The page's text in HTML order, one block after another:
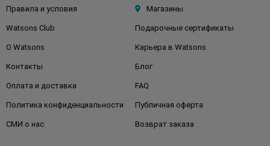
Правила и условия Магазины
Watsons Club Подарочные сертификаты
О Watsons Карьера в Watsons
Контакты Блог
Оплата и доставка FAQ
Политика конфиденциальности Публичная оферта
СМИ о нас Возврат заказа